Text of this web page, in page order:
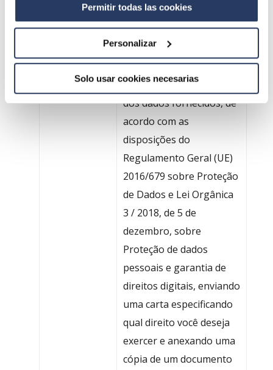
Permitir todas las cookies
Personalizar
Solo usar cookies necesarias
Direitos
O usuário pode exercer
sempre os direitos de
acesso, retificação,
supressão, limitação,
oposição e portabilidade
dos dados fornecidos, de
acordo com as
disposições do
Regulamento Geral (UE)
2016/679 sobre Proteção
de Dados e Lei Orgânica
3 / 2018, de 5 de
dezembro, sobre
Proteção de dados
pessoais e garantia de
direitos digitais, enviando
uma carta especificando
qual direito você deseja
exercer e anexando uma
cópia de um documento